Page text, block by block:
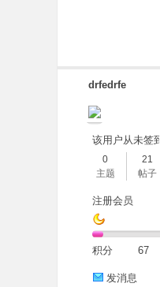
drfedrfe
该用户从未签
0
主题
21
帖子
注册会员
积分 67
发消息